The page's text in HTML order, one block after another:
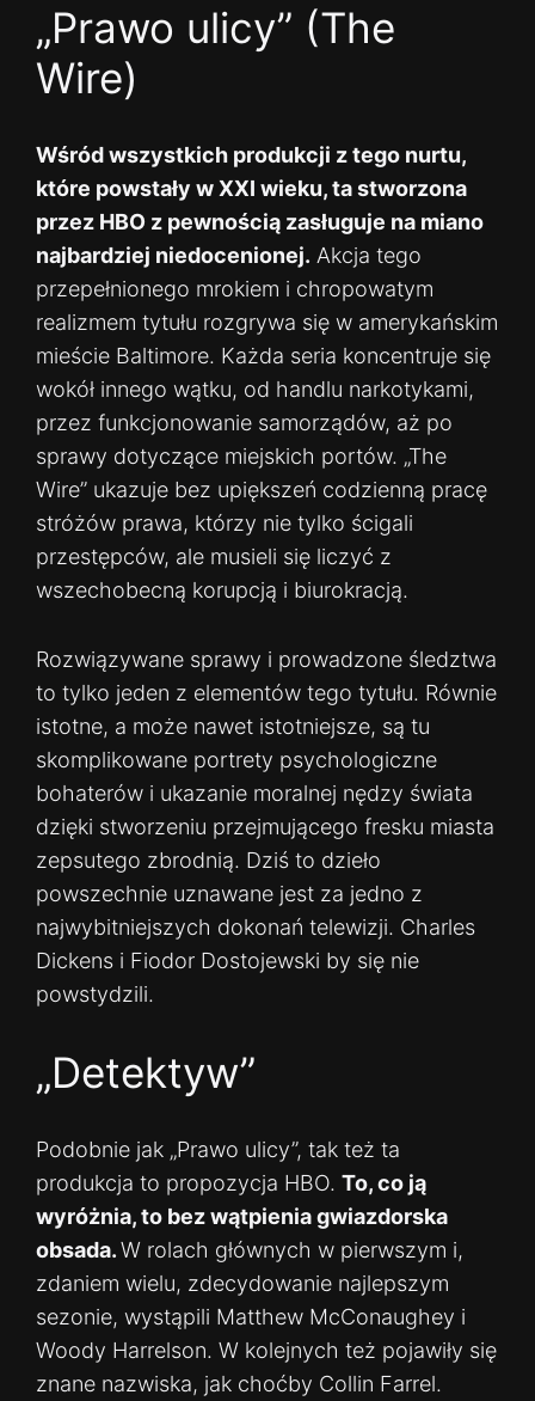
„Prawo ulicy” (The
Wire)
Wśród wszystkich produkcji z tego nurtu,
które powstały w XXI wieku, ta stworzona
przez HBO z pewnością zasługuje na miano
najbardziej niedocenionej. Akcja tego
przepełnionego mrokiem i chropowatym
realizmem tytułu rozgrywa się w amerykańskim
mieście Baltimore. Każda seria koncentruje się
wokół innego wątku, od handlu narkotykami,
przez funkcjonowanie samorządów, aż po
sprawy dotyczące miejskich portów. „The
Wire” ukazuje bez upiększeń codzienną pracę
stróżów prawa, którzy nie tylko ścigali
przestępców, ale musieli się liczyć z
wszechobecną korupcją i biurokracją.
Rozwiązywane sprawy i prowadzone śledztwa
to tylko jeden z elementów tego tytułu. Równie
istotne, a może nawet istotniejsze, są tu
skomplikowane portrety psychologiczne
bohaterów i ukazanie moralnej nędzy świata
dzięki stworzeniu przejmującego fresku miasta
zepsutego zbrodnią. Dziś to dzieło
powszechnie uznawane jest za jedno z
najwybitniejszych dokonań telewizji. Charles
Dickens i Fiodor Dostojewski by się nie
powstydzili.
„Detektyw”
Podobnie jak „Prawo ulicy”, tak też ta
produkcja to propozycja HBO. To, co ją
wyróżnia, to bez wątpienia gwiazdorska
obsada.W rolach głównych w pierwszym i,
zdaniem wielu, zdecydowanie najlepszym
sezonie, wystąpili Matthew McConaughey i
Woody Harrelson. W kolejnych też pojawiły się
znane nazwiska, jak choćby Collin Farrel.